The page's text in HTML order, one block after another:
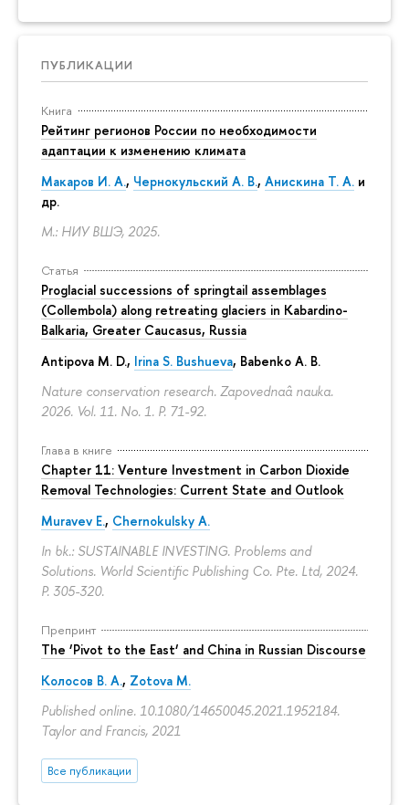
ПУБЛИКАЦИИ
Книга
Рейтинг регионов России по необходимости
адаптации к изменению климата
Макаров И. А., Чернокульский А. В., Анискина Т. А. и
др.
М.: НИУ ВШЭ, 2025.
Статья
Proglacial successions of springtail assemblages
(Collembola) along retreating glaciers in Kabardino-
Balkaria, Greater Caucasus, Russia
Antipova M. D., Irina S. Bushueva, Babenko A. B.
Nature conservation research. Zapovednaâ nauka.
2026. Vol. 11. No. 1. P. 71-92.
Глава в книге
Chapter 11: Venture Investment in Carbon Dioxide
Removal Technologies: Current State and Outlook
Muravev E., Chernokulsky A.
In bk.: SUSTAINABLE INVESTING. Problems and
Solutions. World Scientific Publishing Co. Pte. Ltd, 2024.
P. 305-320.
Препринт
The ‘Pivot to the East‘ and China in Russian Discourse
Колосов В. А., Zotova M.
Published online. 10.1080/14650045.2021.1952184.
Taylor and Francis, 2021
Все публикации